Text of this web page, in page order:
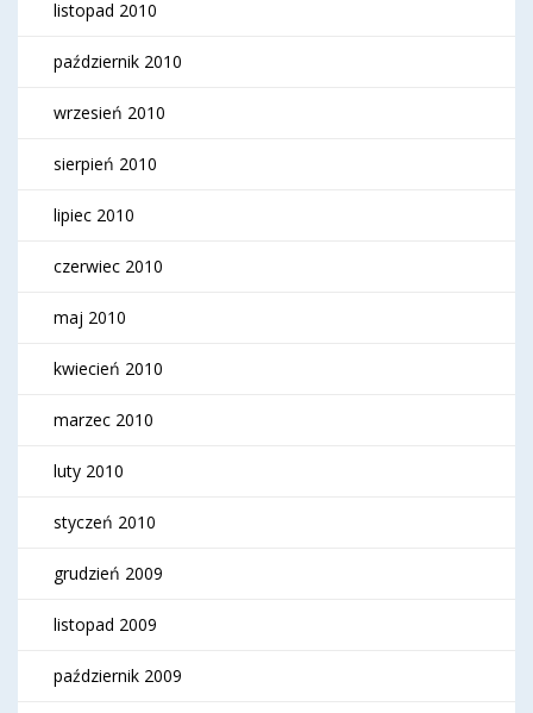
listopad 2010
październik 2010
wrzesień 2010
sierpień 2010
lipiec 2010
czerwiec 2010
maj 2010
kwiecień 2010
marzec 2010
luty 2010
styczeń 2010
grudzień 2009
listopad 2009
październik 2009